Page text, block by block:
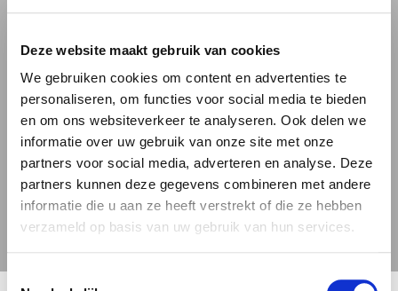
Deze website maakt gebruik van cookies
We gebruiken cookies om content en advertenties te
personaliseren, om functies voor social media te bieden
en om ons websiteverkeer te analyseren. Ook delen we
informatie over uw gebruik van onze site met onze
partners voor social media, adverteren en analyse. Deze
partners kunnen deze gegevens combineren met andere
informatie die u aan ze heeft verstrekt of die ze hebben
verzameld op basis van uw gebruik van hun services.
Toestemmingsselectie
bieden heeft. Bestel Eruption nu bij 'BierBink'
en laat je smaakpapillen tot uitbarsting komen!
Meer over de bierstijl IPA.
Menno Olivier Brewing Eruption informatie
Download het proefformulier